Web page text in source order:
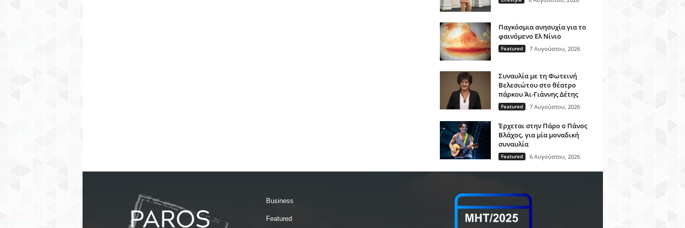
Παγκόσμια ανησυχία για το
φαινόμενο Ελ Νίνιο
Featured 7 Αυγούστου, 2026
Συναυλία με τη Φωτεινή
Βελεσιώτου στο θέατρο
πάρκου Άι-Γιάννης Δέτης
Featured 7 Αυγούστου, 2026
Έρχεται στην Πάρο ο Πάνος
Βλάχος, για μία μοναδική
συναυλία
Featured 6 Αυγούστου, 2026
Business
Featured